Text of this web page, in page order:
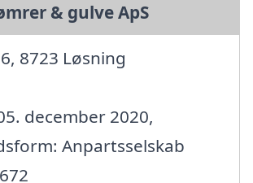
& gulve ApS
8723 Løsning
december 2020,
Anpartsselskab